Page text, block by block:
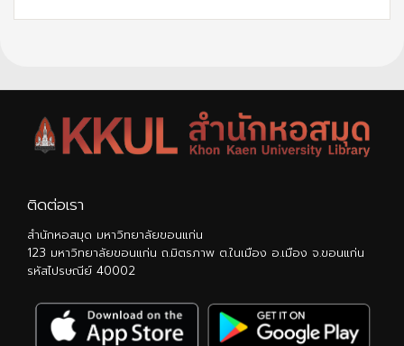
ติดต่อเรา
สำนักหอสมุด มหาวิทยาลัยขอนแก่น
123 มหาวิทยาลัยขอนแก่น ถ.มิตรภาพ ต.ในเมือง อ.เมือง จ.ขอนแก่น
รหัสไปรษณีย์ 40002